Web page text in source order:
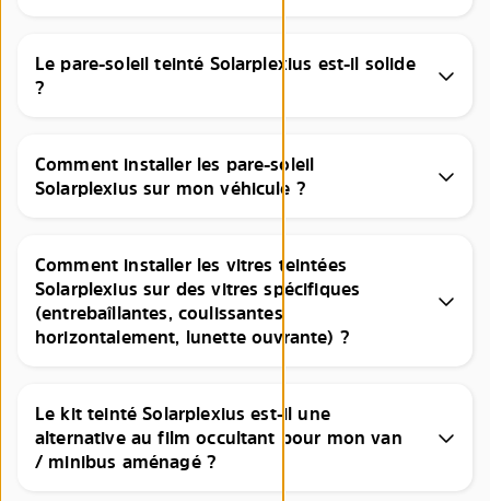
Le pare-soleil teinté Solarplexius est-il solide
?
Comment installer les pare-soleil
Solarplexius sur mon véhicule ?
Comment installer les vitres teintées
Solarplexius sur des vitres spécifiques
(entrebaîllantes, coulissantes
horizontalement, lunette ouvrante) ?
Le kit teinté Solarplexius est-il une
alternative au film occultant pour mon van
/ minibus aménagé ?